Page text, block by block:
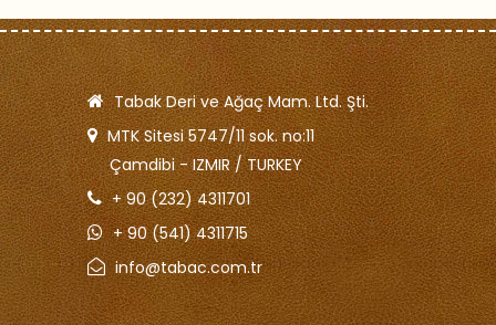
Tabak Deri ve Ağaç Mam. Ltd. Şti.
MTK Sitesi 5747/11 sok. no:11
Çamdibi - IZMIR / TURKEY
+ 90 (232) 4311701
+ 90 (541) 4311715
info@tabac.com.tr